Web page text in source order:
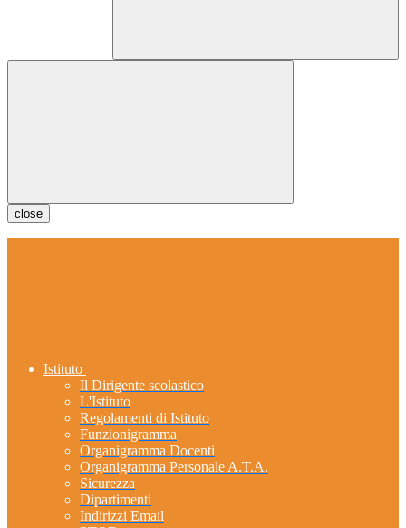
close
Istituto
Il Dirigente scolastico
L'Istituto
Regolamenti di Istituto
Funzionigramma
Organigramma Docenti
Organigramma Personale A.T.A.
Sicurezza
Dipartimenti
Indirizzi Email